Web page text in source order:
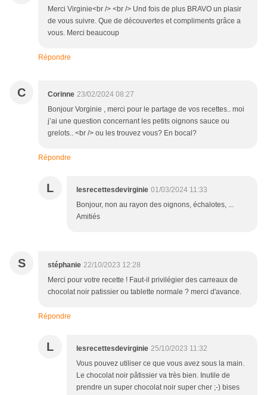
Merci Virginie<br /> <br /> Und fois de plus BRAVO un plasir
de vous suivre. Que de découvertes et compliments grâce a
vous. Merci beaucoup
Répondre
C Corinne 23/02/2024 08:27
Bonjour Vorginie , merci pour le partage de vos recettes.. moi
j’ai une question concernant les petits oignons sauce ou
grelots.. <br /> ou les trouvez vous? En bocal?
Répondre
L lesrecettesdevirginie 01/03/2024 11:33
Bonjour, non au rayon des oignons, échalotes, ...
Amitiés
S stéphanie 22/10/2023 12:28
Merci pour votre recette ! Faut-il privilégier des carreaux de
chocolat noir patissier ou tablette normale ? merci d'avance.
Répondre
L lesrecettesdevirginie 25/10/2023 11:32
Vous pouvez utiliser ce que vous avez sous la main.
Le chocolat noir pâtissier va très bien. Inutile de
prendre un super chocolat noir super cher ;-) bises